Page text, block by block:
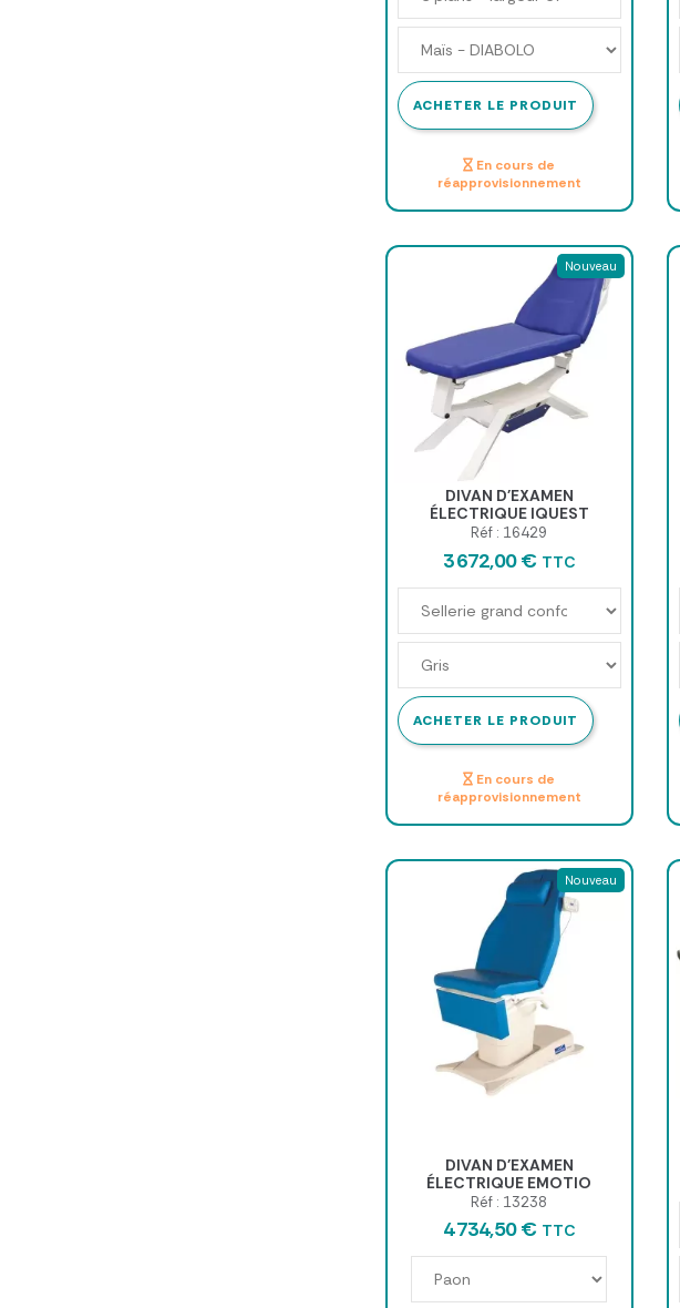
ACHETER LE PRODUIT
En cours de
réapprovisionnement
Nouveau
DIVAN D'EXAMEN
ÉLECTRIQUE IQUEST
LOUNGE
Réf : 16429
3 672,00 € TTC
ACHETER LE PRODUIT
En cours de
réapprovisionnement
Nouveau
DIVAN D'EXAMEN
ÉLECTRIQUE EMOTIO
Réf : 13238
4 734,50 € TTC